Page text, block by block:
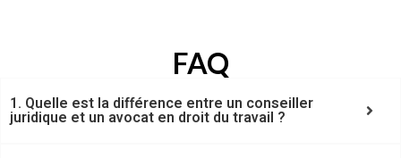
FAQ
1. Quelle est la différence entre un conseiller
juridique et un avocat en droit du travail ?